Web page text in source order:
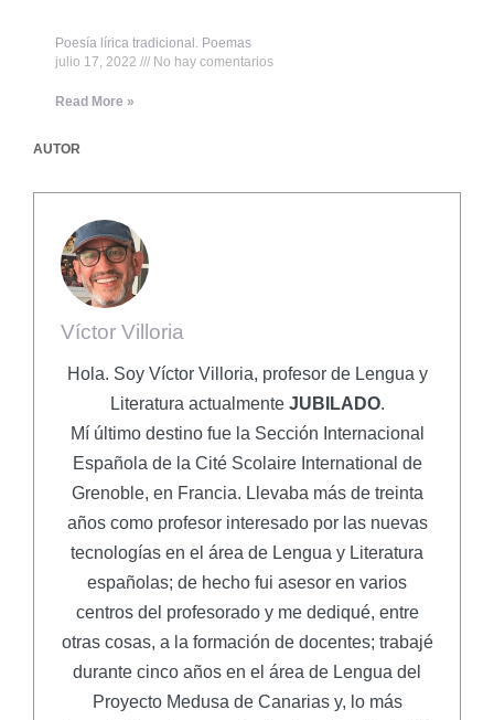
Poesía lírica tradicional. Poemas
julio 17, 2022
No hay comentarios
Read More »
AUTOR
Víctor Villoria
Hola. Soy Víctor Villoria, profesor de Lengua y
Literatura actualmente JUBILADO.
Mí último destino fue la Sección Internacional
Española de la Cité Scolaire International de
Grenoble, en Francia. Llevaba más de treinta
años como profesor interesado por las nuevas
tecnologías en el área de Lengua y Literatura
españolas; de hecho fui asesor en varios
centros del profesorado y me dediqué, entre
otras cosas, a la formación de docentes; trabajé
durante cinco años en el área de Lengua del
Proyecto Medusa de Canarias y, lo más